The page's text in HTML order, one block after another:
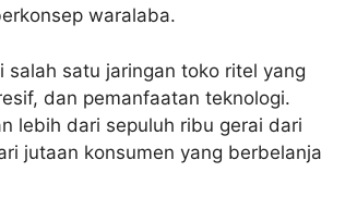
waralaba.
satu jaringan toko ritel yang
dan pemanfaatan teknologi.
lebih dari sepuluh ribu gerai dari
jutaan konsumen yang berbelanja